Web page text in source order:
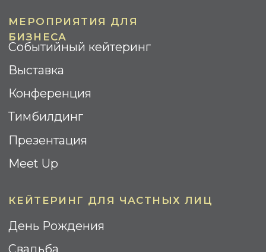
Гала-ужин
Барбекю
Бизнес-завтрак
Коктейль
ИНФОРМАЦИЯ
О компании
Реализованные проекты